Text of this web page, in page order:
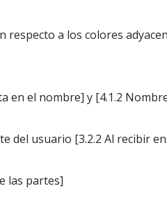
a los colores
en el nombre] y [4.1.2
del usuario [3.2.2 Al recibir
las partes]